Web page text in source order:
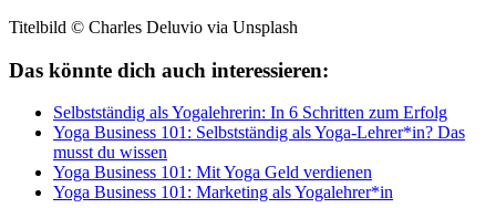
Titelbild © Charles Deluvio via Unsplash
Das könnte dich auch interessieren:
Selbstständig als Yogalehrerin: In 6 Schritten zum Erfolg
Yoga Business 101: Selbstständig als Yoga-Lehrer*in? Das
musst du wissen
Yoga Business 101: Mit Yoga Geld verdienen
Yoga Business 101: Marketing als Yogalehrer*in